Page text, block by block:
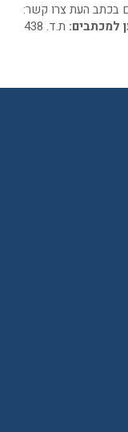
בכתב העת צרו קשר:
למכתבים:
ת.ד. 438